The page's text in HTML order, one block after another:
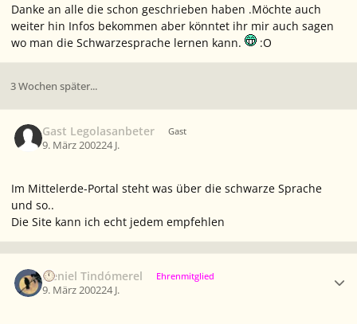
Danke an alle die schon geschrieben haben .Möchte auch
weiter hin Infos bekommen aber könntet ihr mir auch sagen
wo man die Schwarzesprache lernen kann.
:O
3 Wochen später...
Gast Legolasanbeter Gast
9. März 200224 J.
Im Mittelerde-Portal steht was über die schwarze Sprache
und so..
Die Site kann ich echt jedem empfehlen
Neniel Tindómerel Ehrenmitglied
9. März 200224 J.